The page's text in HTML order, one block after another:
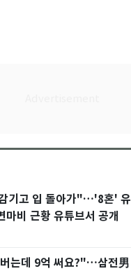
기고 입 돌아가"…'8혼' 유
마비 근황 유튜브서 공개
는데 9억 써요?"…삼전男